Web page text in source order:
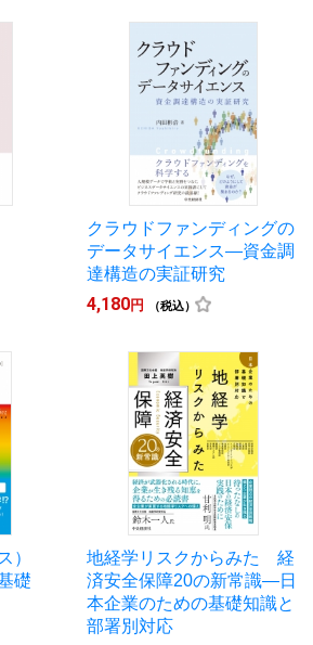
クラウドファンディングの
データサイエンス―資金調
達構造の実証研究
4,180円 （税込）
）
礎
地経学リスクからみた 経
済安全保障20の新常識―日
本企業のための基礎知識と
部署別対応